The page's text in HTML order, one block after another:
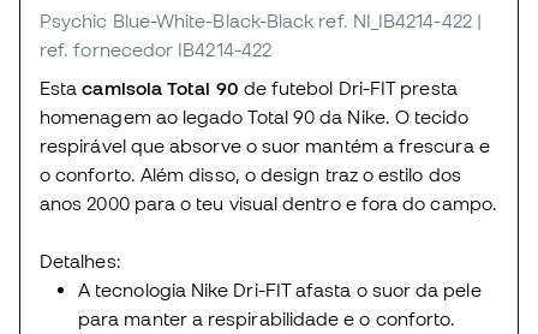
Psychic Blue-White-Black-Black ref. NI_IB4214-422 |
ref. fornecedor IB4214-422
Estacamisola Total 90 de futebol Dri-FIT presta
homenagem ao legado Total 90 da Nike. O tecido
respirável que absorve o suor mantém a frescura e
o conforto. Além disso, o design traz o estilo dos
anos 2000 para o teu visual dentro e fora do campo.
Detalhes:
A tecnologia Nike Dri-FIT afasta o suor da pele
para manter a respirabilidade e o conforto.